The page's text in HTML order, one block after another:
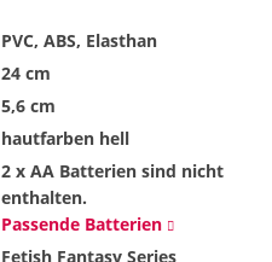
PVC, ABS, Elasthan
24 cm
5,6 cm
hautfarben hell
2 x AA Batterien sind nicht
enthalten.
Passende Batterien
Fetish Fantasy Series